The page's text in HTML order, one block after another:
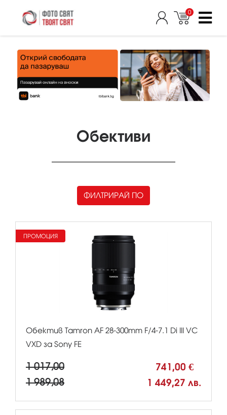
0
Обективи
ФИЛТРИРАЙ ПО
Обектив Tamron AF 28-300mm F/4-7.1 Di III VC
VXD за Sony FE
1 017,00 741,00 €
1 989,08 1 449,27 лв.
ПРОМОЦИЯ